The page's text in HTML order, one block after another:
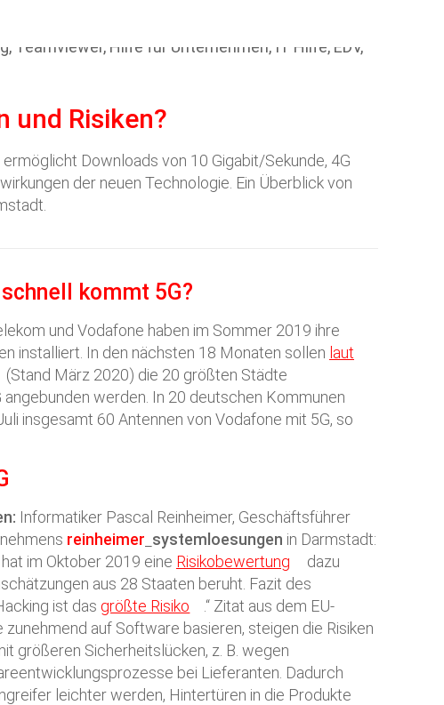
und Risiken?
Downloads von 10 Gigabit/Sekunde, 4G
der neuen Technologie. Ein Überblick von
kommt 5G?
und Vodafone haben im Sommer 2019 ihre
installiert. In den nächsten 18 Monaten sollen laut
(Stand März 2020) die 20 größten Städte
angebunden werden. In 20 deutschen Kommunen
insgesamt 60 Antennen von Vodafone mit 5G, so
Informatiker Pascal Reinheimer, Geschäftsführer
reinheimer systemloesungen in Darmstadt:
im Oktober 2019 eine Risikobewertung
dazu
aus 28 Staaten beruht. Fazit des
ist das größte Risiko
.“ Zitat aus dem EU-
zunehmend auf Software basieren, steigen die Risiken
größeren Sicherheitslücken, z. B. wegen
bei Lieferanten. Dadurch
leichter werden, Hintertüren in die Produkte